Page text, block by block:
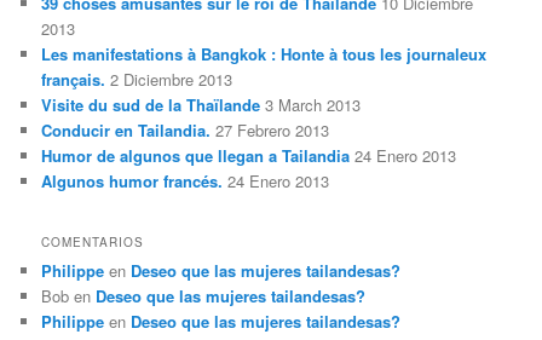
2013
Les manifestations à Bangkok : Honte à tous les journaleux
français. 2 Diciembre 2013
Visite du sud de la Thaïlande 3 March 2013
Conducir en Tailandia. 27 Febrero 2013
Humor de algunos que llegan a Tailandia 24 Enero 2013
Algunos humor francés. 24 Enero 2013
COMENTARIOS
Philippe en Deseo que las mujeres tailandesas?
Bob en Deseo que las mujeres tailandesas?
Philippe en Deseo que las mujeres tailandesas?